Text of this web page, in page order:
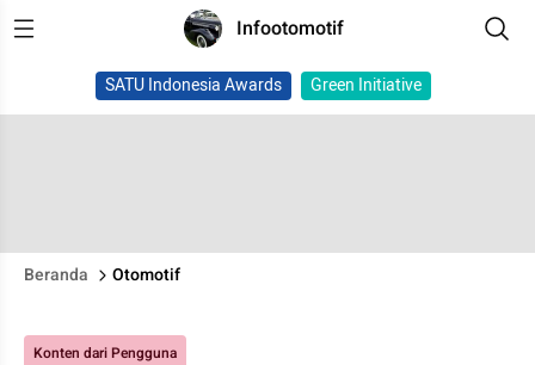
Infootomotif
SATU Indonesia Awards Green Initiative
Beranda Otomotif
Konten dari Pengguna